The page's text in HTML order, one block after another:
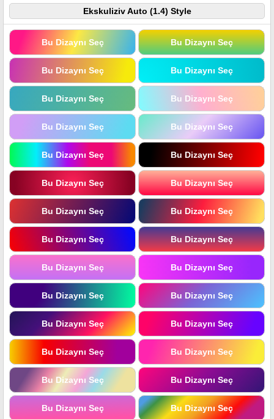
Ekskuliziv Auto (1.4) Style
Bu Dizaynı Seç Bu Dizaynı Seç
Bu Dizaynı Seç Bu Dizaynı Seç
Bu Dizaynı Seç Bu Dizaynı Seç
Bu Dizaynı Seç Bu Dizaynı Seç
Bu Dizaynı Seç Bu Dizaynı Seç
Bu Dizaynı Seç Bu Dizaynı Seç
Bu Dizaynı Seç Bu Dizaynı Seç
Bu Dizaynı Seç Bu Dizaynı Seç
Bu Dizaynı Seç Bu Dizaynı Seç
Bu Dizaynı Seç Bu Dizaynı Seç
Bu Dizaynı Seç Bu Dizaynı Seç
Bu Dizaynı Seç Bu Dizaynı Seç
Bu Dizaynı Seç Bu Dizaynı Seç
Bu Dizaynı Seç Bu Dizaynı Seç